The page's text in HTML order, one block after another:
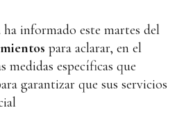
informado este martes del
para aclarar, en el
medidas específicas que
garantizar que sus servicios